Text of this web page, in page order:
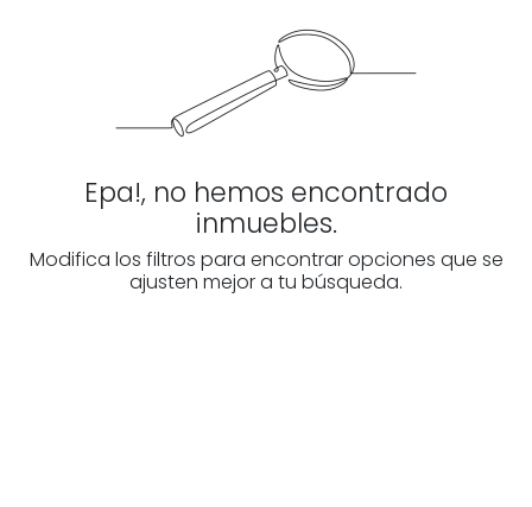
Epa!, no hemos encontrado
inmuebles.
Modifica los filtros para encontrar opciones que se
ajusten mejor a tu búsqueda.